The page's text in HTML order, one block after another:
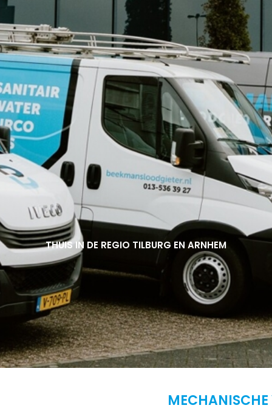
THUIS IN DE REGIO TILBURG EN ARNHEM
THUIS IN DE REGIO TILBURG EN ARNHEM
THUIS IN DE REGIO TILBURG EN ARNHEM